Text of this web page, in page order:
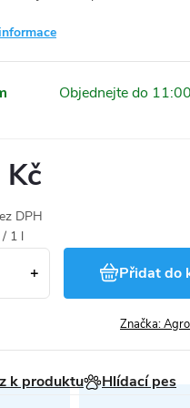
DPH
1 l
Přidat do
Značka:
k produktu Hlídací pes